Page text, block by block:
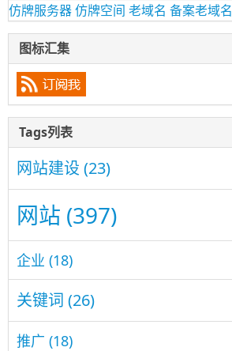
仿牌服务器仿牌空间 老域名 备案老域名
图标汇集
Tags列表
网站建设 (23)
网站 (397)
企业 (18)
关键词 (26)
推广 (18)